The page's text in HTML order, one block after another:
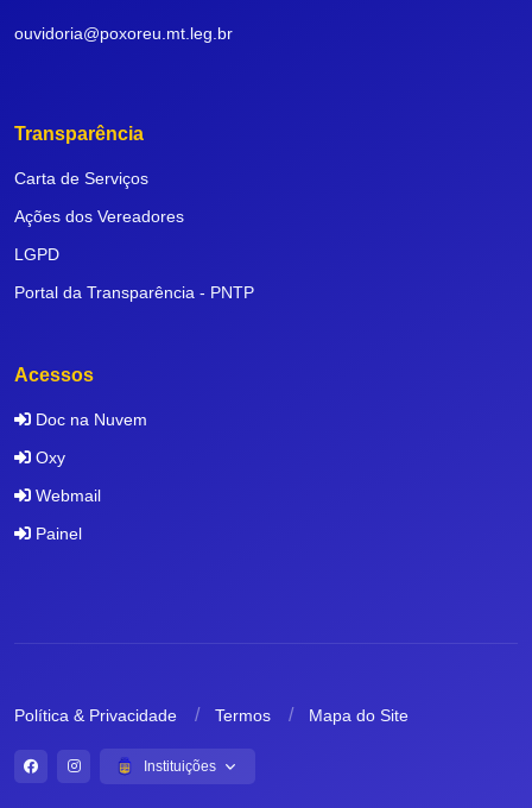
ouvidoria@poxoreu.mt.leg.br
Transparência
Carta de Serviços
Ações dos Vereadores
LGPD
Portal da Transparência - PNTP
Acessos
Doc na Nuvem
Oxy
Webmail
Painel
Política & Privacidade Termos Mapa do Site
Instituições